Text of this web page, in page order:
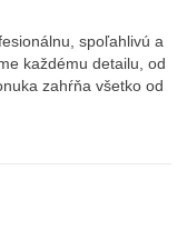
spoľahlivú a
každému detailu, od
zahŕňa všetko od